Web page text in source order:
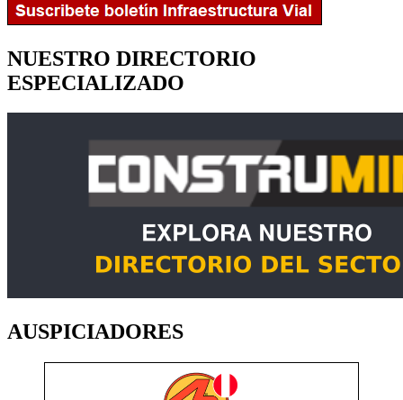
NUESTRO DIRECTORIO
ESPECIALIZADO
AUSPICIADORES